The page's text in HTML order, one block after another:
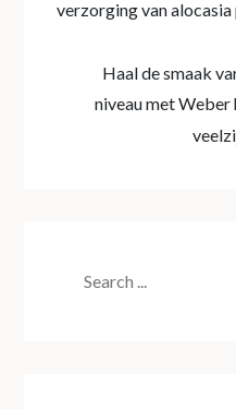
verzorging van alocasia
Haal de smaak
niveau met